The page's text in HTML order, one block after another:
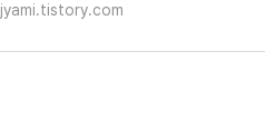
jyami.tistory.com